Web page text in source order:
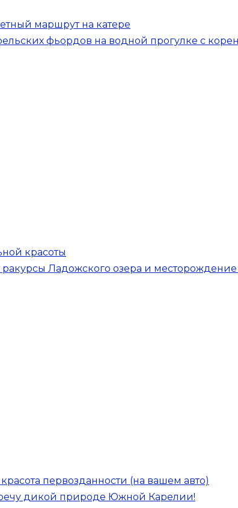
маршрут на катере
фьордов на водной прогулке с
красоты
Ладожского озера и месторождение
первозданности (на вашем авто)
дикой природе Южной Карелии!